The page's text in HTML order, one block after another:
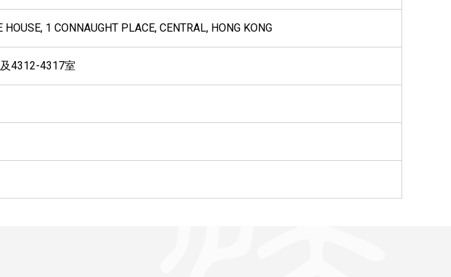
1 CONNAUGHT PLACE, CENTRAL, HONG KONG
4312-4317室